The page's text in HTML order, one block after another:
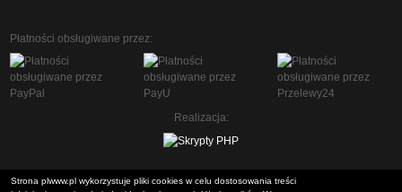
Płatności obsługiwane przez:
Realizacja:
Strona plwww.pl wykorzystuje pliki cookies w celu dostosowania treści